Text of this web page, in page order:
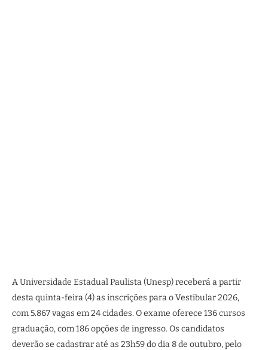
A Universidade Estadual Paulista (Unesp) receberá a partir
desta quinta-feira (4) as inscrições para o Vestibular 2026,
com 5.867 vagas em 24 cidades. O exame oferece 136 cursos
graduação, com 186 opções de ingresso. Os candidatos
deverão se cadastrar até as 23h59 do dia 8 de outubro, pelo